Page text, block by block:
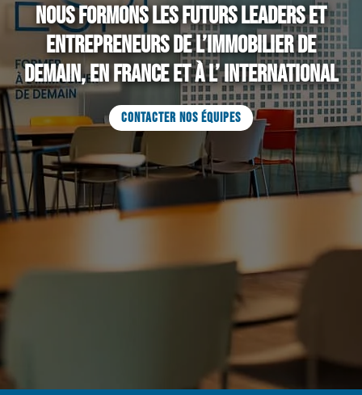
Nous formons les futurs leaders et
entrepreneurs de l’immobilier de
demain, en France et à l’ international
CONTACTER NOS ÉQUIPES